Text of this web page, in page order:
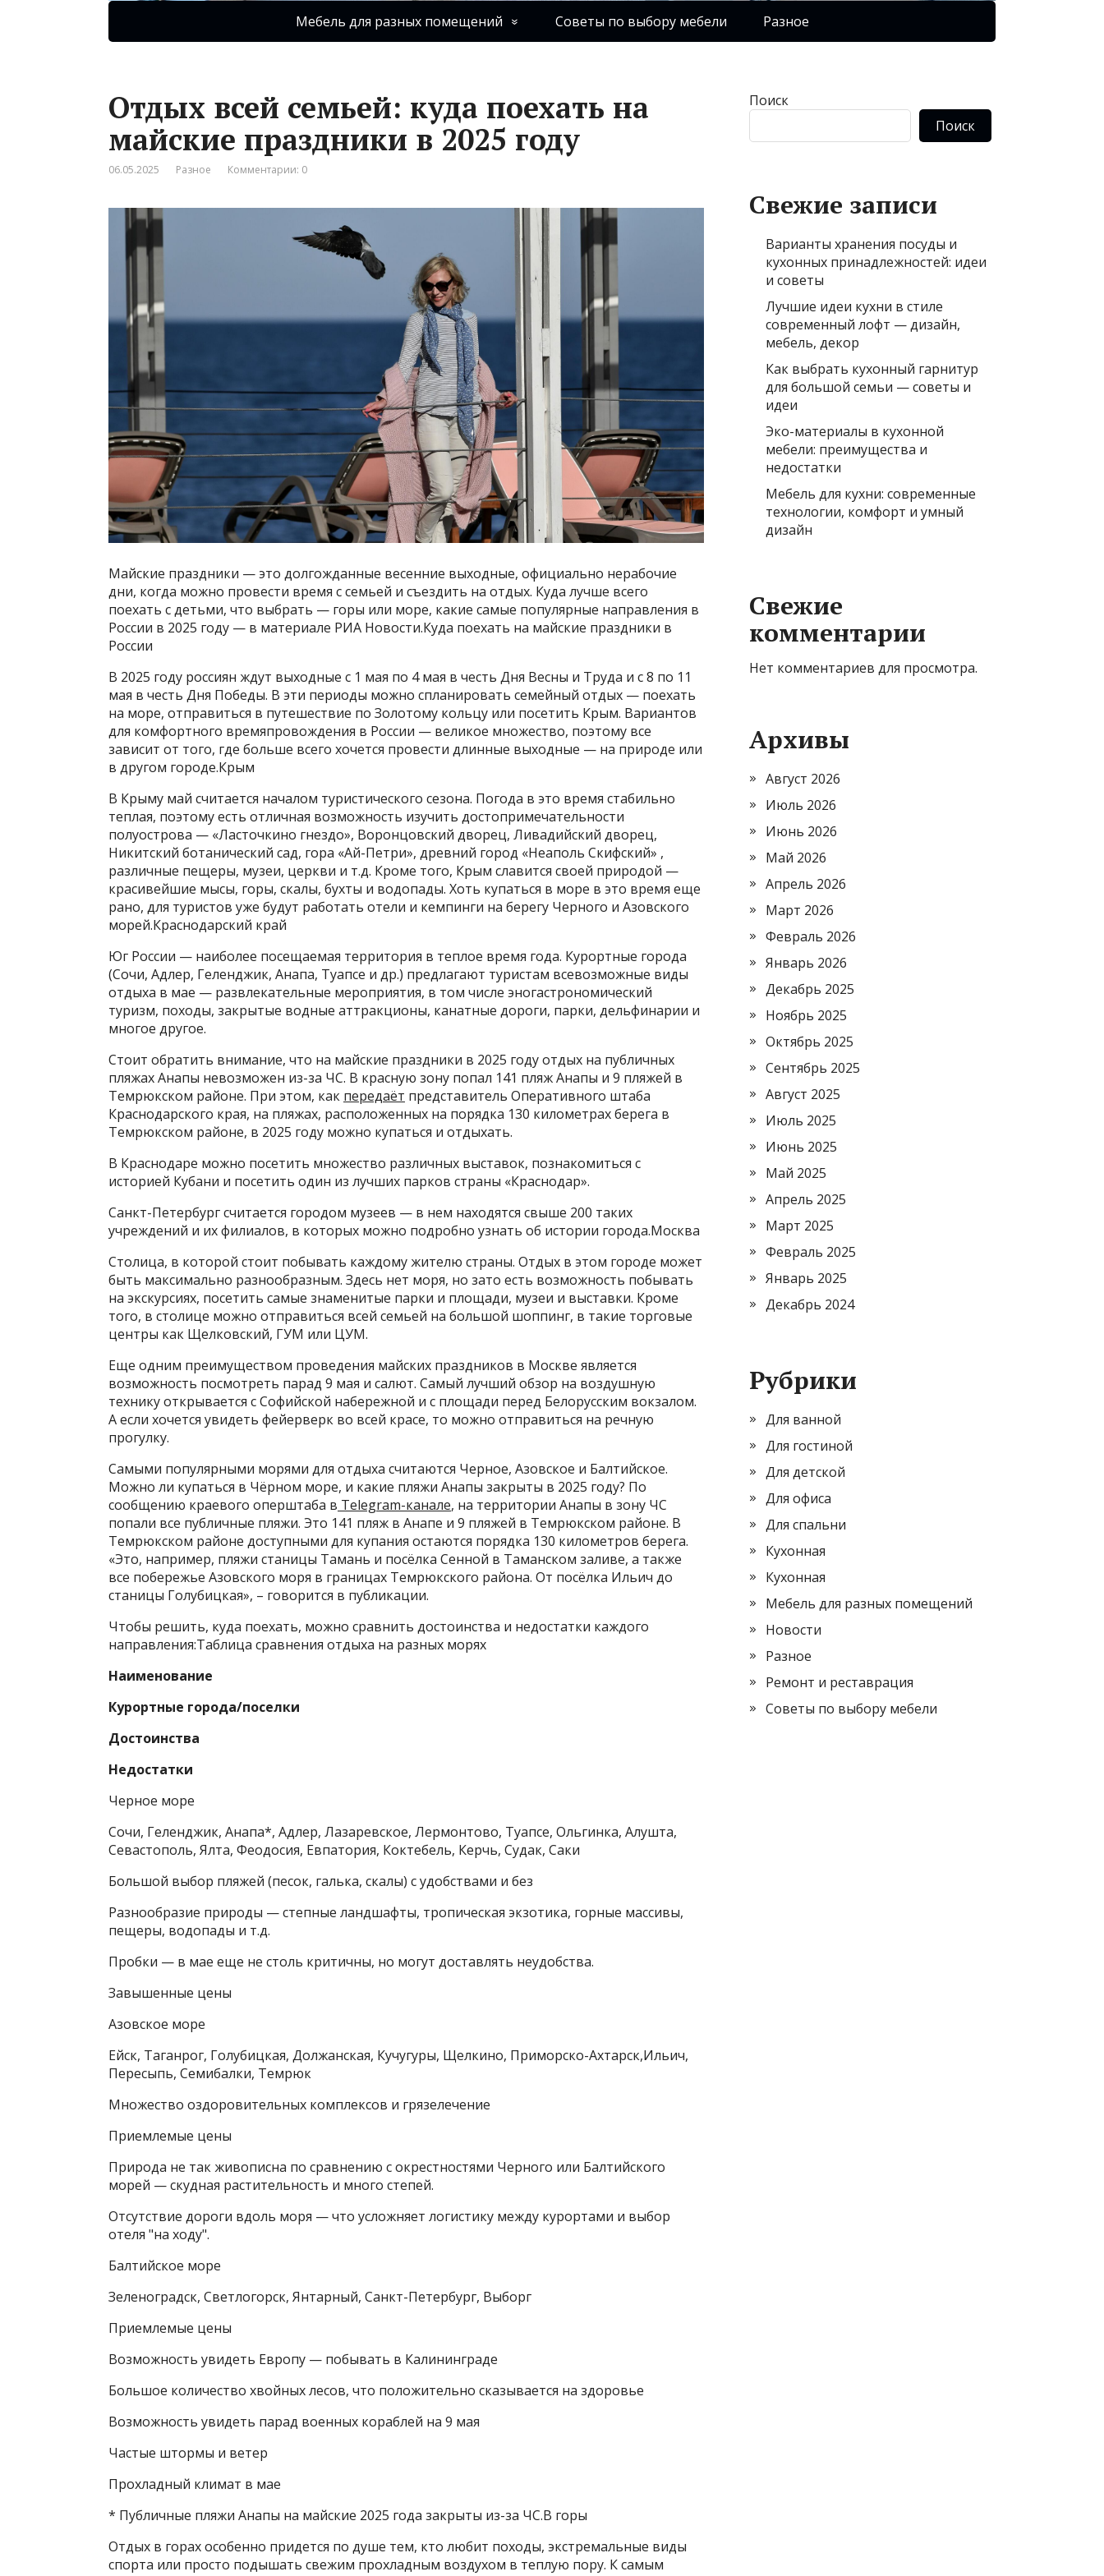
Мебель для разных помещений Советы по выбору мебели Разное
Отдых всей семьей: куда поехать на
майские праздники в 2025 году
06.05.2025 Разное Комментарии: 0
Майские праздники — это долгожданные весенние выходные, официально нерабочие
дни, когда можно провести время с семьей и съездить на отдых. Куда лучше всего
поехать с детьми, что выбрать — горы или море, какие самые популярные направления в
России в 2025 году — в материале РИА Новости.Куда поехать на майские праздники в
России
В 2025 году россиян ждут выходные с 1 мая по 4 мая в честь Дня Весны и Труда и с 8 по 11
мая в честь Дня Победы. В эти периоды можно спланировать семейный отдых — поехать
на море, отправиться в путешествие по Золотому кольцу или посетить Крым. Вариантов
для комфортного времяпровождения в России — великое множество, поэтому все
зависит от того, где больше всего хочется провести длинные выходные — на природе или
в другом городе.Крым
В Крыму май считается началом туристического сезона. Погода в это время стабильно
теплая, поэтому есть отличная возможность изучить достопримечательности
полуострова — «Ласточкино гнездо», Воронцовский дворец, Ливадийский дворец,
Никитский ботанический сад, гора «Ай-Петри», древний город «Неаполь Скифский» ,
различные пещеры, музеи, церкви и т.д. Кроме того, Крым славится своей природой —
красивейшие мысы, горы, скалы, бухты и водопады. Хоть купаться в море в это время еще
рано, для туристов уже будут работать отели и кемпинги на берегу Черного и Азовского
морей.Краснодарский край
Юг России — наиболее посещаемая территория в теплое время года. Курортные города
(Сочи, Адлер, Геленджик, Анапа, Туапсе и др.) предлагают туристам всевозможные виды
отдыха в мае — развлекательные мероприятия, в том числе эногастрономический
туризм, походы, закрытые водные аттракционы, канатные дороги, парки, дельфинарии и
многое другое.
Стоит обратить внимание, что на майские праздники в 2025 году отдых на публичных
пляжах Анапы невозможен из-за ЧС. В красную зону попал 141 пляж Анапы и 9 пляжей в
Темрюкском районе. При этом, как передаёт представитель Оперативного штаба
Краснодарского края, на пляжах, расположенных на порядка 130 километрах берега в
Темрюкском районе, в 2025 году можно купаться и отдыхать.
В Краснодаре можно посетить множество различных выставок, познакомиться с
историей Кубани и посетить один из лучших парков страны «Краснодар».
Санкт-Петербург считается городом музеев — в нем находятся свыше 200 таких
учреждений и их филиалов, в которых можно подробно узнать об истории города.Москва
Столица, в которой стоит побывать каждому жителю страны. Отдых в этом городе может
быть максимально разнообразным. Здесь нет моря, но зато есть возможность побывать
на экскурсиях, посетить самые знаменитые парки и площади, музеи и выставки. Кроме
того, в столице можно отправиться всей семьей на большой шоппинг, в такие торговые
центры как Щелковский, ГУМ или ЦУМ.
Еще одним преимуществом проведения майских праздников в Москве является
возможность посмотреть парад 9 мая и салют. Самый лучший обзор на воздушную
технику открывается с Софийской набережной и с площади перед Белорусским вокзалом.
А если хочется увидеть фейерверк во всей красе, то можно отправиться на речную
прогулку.
Самыми популярными морями для отдыха считаются Черное, Азовское и Балтийское.
Можно ли купаться в Чёрном море, и какие пляжи Анапы закрыты в 2025 году? По
сообщению краевого оперштаба в Telegram-канале, на территории Анапы в зону ЧС
попали все публичные пляжи. Это 141 пляж в Анапе и 9 пляжей в Темрюкском районе. В
Темрюкском районе доступными для купания остаются порядка 130 километров берега.
«Это, например, пляжи станицы Тамань и посёлка Сенной в Таманском заливе, а также
все побережье Азовского моря в границах Темрюкского района. От посёлка Ильич до
станицы Голубицкая», – говорится в публикации.
Чтобы решить, куда поехать, можно сравнить достоинства и недостатки каждого
направления:Таблица сравнения отдыха на разных морях
Наименование
Курортные города/поселки
Достоинства
Недостатки
Черное море
Сочи, Геленджик, Анапа*, Адлер, Лазаревское, Лермонтово, Туапсе, Ольгинка, Алушта,
Севастополь, Ялта, Феодосия, Евпатория, Коктебель, Керчь, Судак, Саки
Большой выбор пляжей (песок, галька, скалы) с удобствами и без
Разнообразие природы — степные ландшафты, тропическая экзотика, горные массивы,
пещеры, водопады и т.д.
Пробки — в мае еще не столь критичны, но могут доставлять неудобства.
Завышенные цены
Азовское море
Ейск, Таганрог, Голубицкая, Должанская, Кучугуры, Щелкино, Приморско-Ахтарск,Ильич,
Пересыпь, Семибалки, Темрюк
Множество оздоровительных комплексов и грязелечение
Приемлемые цены
Природа не так живописна по сравнению с окрестностями Черного или Балтийского
морей — скудная растительность и много степей.
Отсутствие дороги вдоль моря — что усложняет логистику между курортами и выбор
отеля "на ходу".
Балтийское море
Зеленоградск, Светлогорск, Янтарный, Санкт-Петербург, Выборг
Приемлемые цены
Возможность увидеть Европу — побывать в Калининграде
Большое количество хвойных лесов, что положительно сказывается на здоровье
Возможность увидеть парад военных кораблей на 9 мая
Частые штормы и ветер
Прохладный климат в мае
* Публичные пляжи Анапы на майские 2025 года закрыты из-за ЧС.В горы
Отдых в горах особенно придется по душе тем, кто любит походы, экстремальные виды
спорта или просто подышать свежим прохладным воздухом в теплую пору. К самым
Поиск
Поиск
Свежие записи
Варианты хранения посуды и
кухонных принадлежностей: идеи
и советы
Лучшие идеи кухни в стиле
современный лофт — дизайн,
мебель, декор
Как выбрать кухонный гарнитур
для большой семьи — советы и
идеи
Эко-материалы в кухонной
мебели: преимущества и
недостатки
Мебель для кухни: современные
технологии, комфорт и умный
дизайн
Свежие
комментарии
Нет комментариев для просмотра.
Архивы
Август 2026
Июль 2026
Июнь 2026
Май 2026
Апрель 2026
Март 2026
Февраль 2026
Январь 2026
Декабрь 2025
Ноябрь 2025
Октябрь 2025
Сентябрь 2025
Август 2025
Июль 2025
Июнь 2025
Май 2025
Апрель 2025
Март 2025
Февраль 2025
Январь 2025
Декабрь 2024
Рубрики
Для ванной
Для гостиной
Для детской
Для офиса
Для спальни
Кухонная
Кухонная
Мебель для разных помещений
Новости
Разное
Ремонт и реставрация
Советы по выбору мебели